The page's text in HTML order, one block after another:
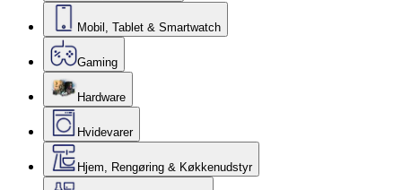
Mobil, Tablet & Smartwatch
Gaming
Hardware
Hvidevarer
Hjem, Rengøring & Køkkenudstyr